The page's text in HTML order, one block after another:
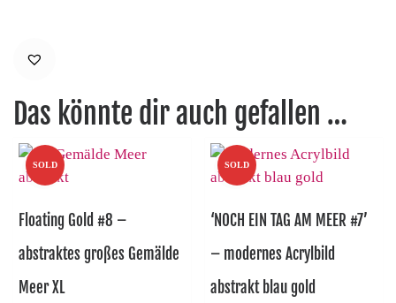
Das könnte dir auch gefallen …
SOLD
Floating Gold #8 –
abstraktes großes Gemälde
Meer XL
SOLD
‘NOCH EIN TAG AM MEER #7’
– modernes Acrylbild
abstrakt blau gold